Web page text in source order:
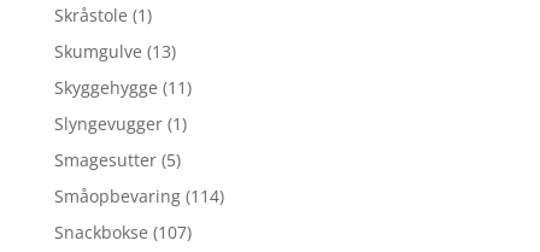
Skråstole (1)
Skumgulve (13)
Skyggehygge (11)
Slyngevugger (1)
Smagesutter (5)
Småopbevaring (114)
Snackbokse (107)